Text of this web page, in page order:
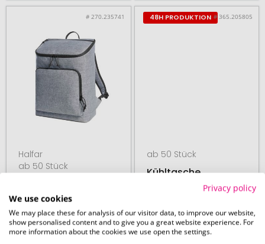
# 270.235741
Halfar
ab 50 Stück
TREND
48H PRODUKTION # 365.205805
ab 50 Stück
Kühltasche
Privacy policy
We use cookies
We may place these for analysis of our visitor data, to improve our website,
show personalised content and to give you a great website experience. For
more information about the cookies we use open the settings.